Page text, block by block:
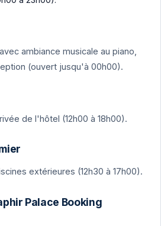
ambiance musicale au piano,
(ouvert jusqu'à 00h00).
de l'hôtel (12h00 à 18h00).
extérieures (12h30 à 17h00).
Palace Booking